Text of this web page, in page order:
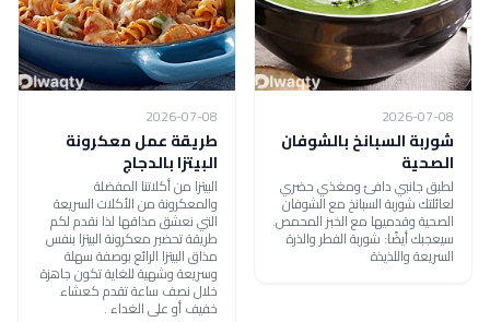
2026-07-08
شوربة السبانخ بالشوفان
الصحية
لطبق جانبي دافئ ومغذي حضري
لعائلتك شوربة السبانخ مع الشوفان
الصحية وقدميها مع الخبز المحمص.
سيعجبك أيضًا: شوربة الفطر والذرة
السريعة واللذيذة
2026-07-08
طريقة عمل معكرونة
البيتزا بالدجاج
البيتزا من أكلاتنا المفضلة
والمعكرونة من الأكلات السريعة
التي نعشق مذاقها لذا نقدم لكم
طريقة تحضير معكرونة البيتزا بنفس
مذاق البيتزا الرائع بوصفة سهلة
وسريعة وشهية للغاية تكون جاهزة
خلال نصف ساعة تقدم كعشاء
خفيف أو على الغداء .